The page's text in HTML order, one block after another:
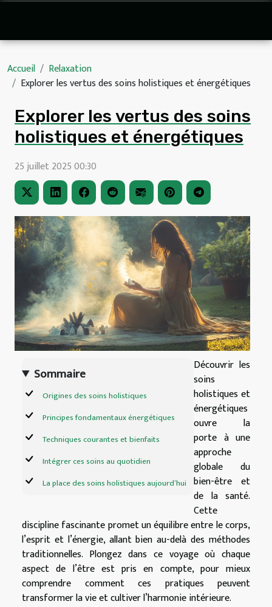
Accueil
Relaxation
Explorer les vertus des soins holistiques et énergétiques
Explorer les vertus des soins
holistiques et énergétiques
25 juillet 2025 00:30
Sommaire
Origines des soins holistiques
Principes fondamentaux énergétiques
Techniques courantes et bienfaits
Intégrer ces soins au quotidien
La place des soins holistiques aujourd’hui
Découvrir les
soins
holistiques et
énergétiques
ouvre la
porte à une
approche
globale du
bien-être et
de la santé.
Cette
discipline fascinante promet un équilibre entre le corps,
l’esprit et l’énergie, allant bien au-delà des méthodes
traditionnelles. Plongez dans ce voyage où chaque
aspect de l’être est pris en compte, pour mieux
comprendre comment ces pratiques peuvent
transformer la vie et cultiver l’harmonie intérieure.